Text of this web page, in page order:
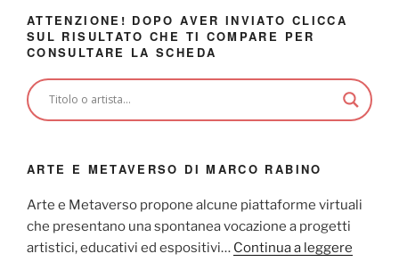
ATTENZIONE! DOPO AVER INVIATO CLICCA
SUL RISULTATO CHE TI COMPARE PER
CONSULTARE LA SCHEDA
ARTE E METAVERSO DI MARCO RABINO
Arte e Metaverso propone alcune piattaforme virtuali
che presentano una spontanea vocazione a progetti
artistici, educativi ed espositivi… Continua a leggere